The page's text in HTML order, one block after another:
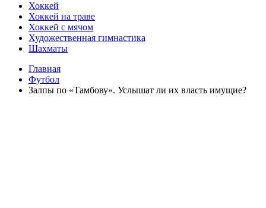
Хоккей
Хоккей на траве
Хоккей с мячом
Художественная гимнастика
Шахматы
Главная
Футбол
Залпы по «Тамбову». Услышат ли их власть имущие?